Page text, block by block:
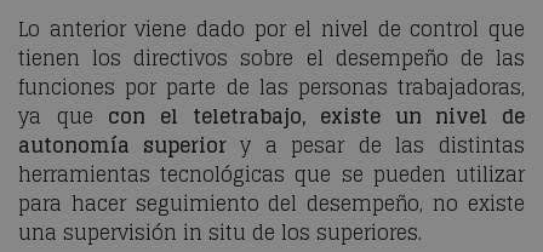
Lo anterior viene dado por el nivel de control que
tienen los directivos sobre el desempeño de las
funciones por parte de las personas trabajadoras,
ya que con el teletrabajo, existe un nivel de
autonomía superiory a pesar de las distintas
herramientas tecnológicas que se pueden utilizar
para hacer seguimiento del desempeño, no existe
una supervisión in situ de los superiores.